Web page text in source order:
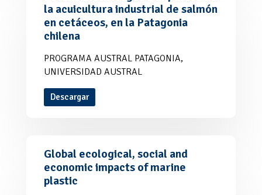
la acuicultura industrial de salmón
en cetáceos, en la Patagonia
chilena
PROGRAMA AUSTRAL PATAGONIA,
UNIVERSIDAD AUSTRAL
Descargar
Global ecological, social and
economic impacts of marine
plastic